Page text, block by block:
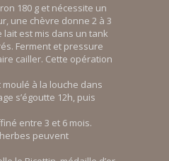
180 g et nécessite un
une chèvre donne 2 à 3
lait est mis dans un tank
Ferment et pressure
cailler. Cette opération
à la louche dans
s’égoutte 12h, puis
entre 3 et 6 mois.
peuvent